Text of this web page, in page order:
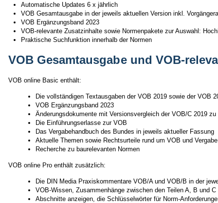
Automatische Updates 6 x jährlich
VOB Gesamtausgabe in der jeweils aktuellen Version inkl.
VOB Ergänzungsband 2023
VOB-relevante Zusatzinhalte sowie Normenpakete zur Auswahl:
Praktische Suchfunktion innerhalb der Normen
VOB Gesamtausgabe und VOB-
VOB online Basic enthält:
Die vollständigen Textausgaben der VOB 2019 sowie der VOB
VOB Ergänzungsband 2023
Änderungsdokumente mit Versionsvergleich der VOB/C 2019 zu
Die Einführungserlasse zur VOB
Das Vergabehandbuch des Bundes in jeweils aktueller Fassung
Aktuelle Themen sowie Rechtsurteile rund um VOB und Vergabe
Recherche zu baurelevanten Normen
VOB online Pro enthält zusätzlich:
Die DIN Media Praxiskommentare VOB/A und VOB/B in der
VOB-Wissen, Zusammenhänge zwischen den Teilen A, B und C
Abschnitte anzeigen, die Schlüsselwörter für Norm-